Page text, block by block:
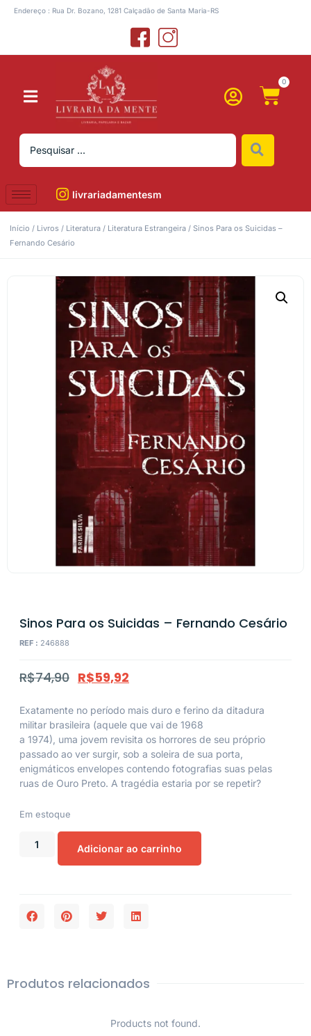
Endereço : Rua Dr. Bozano, 1281 Calçadão de Santa Maria-RS
0
livrariadamentesm
Início / Livros / Literatura / Literatura Estrangeira / Sinos Para os Suicidas –
Fernando Cesário
Sinos Para os Suicidas – Fernando Cesário
REF : 246888
R$74,90 R$59,92
Exatamente no período mais duro e ferino da ditadura
militar brasileira (aquele que vai de 1968
a 1974), uma jovem revisita os horrores de seu próprio
passado ao ver surgir, sob a soleira de sua porta,
enigmáticos envelopes contendo fotografias suas pelas
ruas de Ouro Preto. A tragédia estaria por se repetir?
Em estoque
Adicionar ao carrinho
Produtos relacionados
Products not found.